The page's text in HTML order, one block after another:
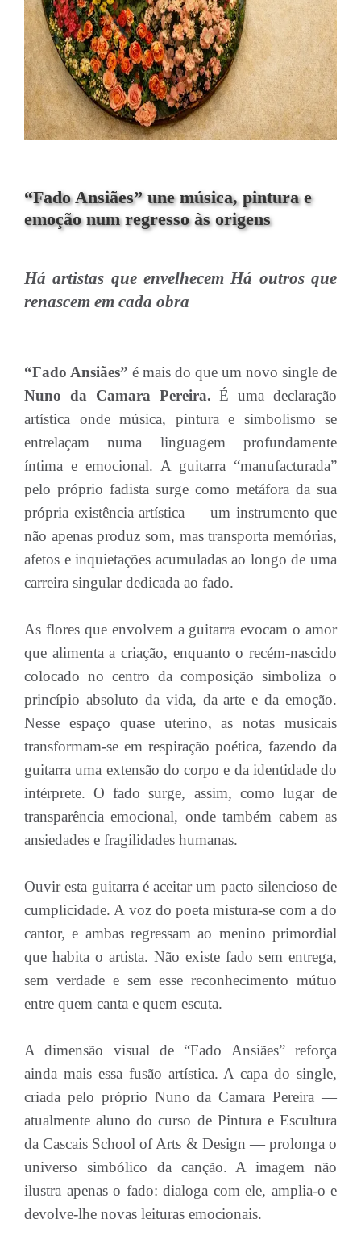
“Fado Ansiães” une música, pintura e
emoção num regresso às origens
Há artistas que envelhecem Há outros que
renascem em cada obra
“Fado Ansiães” é mais do que um novo single de
Nuno da Camara Pereira. É uma declaração
artística onde música, pintura e simbolismo se
entrelaçam numa linguagem profundamente
íntima e emocional. A guitarra “manufacturada”
pelo próprio fadista surge como metáfora da sua
própria existência artística — um instrumento que
não apenas produz som, mas transporta memórias,
afetos e inquietações acumuladas ao longo de uma
carreira singular dedicada ao fado.
As flores que envolvem a guitarra evocam o amor
que alimenta a criação, enquanto o recém-nascido
colocado no centro da composição simboliza o
princípio absoluto da vida, da arte e da emoção.
Nesse espaço quase uterino, as notas musicais
transformam-se em respiração poética, fazendo da
guitarra uma extensão do corpo e da identidade do
intérprete. O fado surge, assim, como lugar de
transparência emocional, onde também cabem as
ansiedades e fragilidades humanas.
Ouvir esta guitarra é aceitar um pacto silencioso de
cumplicidade. A voz do poeta mistura-se com a do
cantor, e ambas regressam ao menino primordial
que habita o artista. Não existe fado sem entrega,
sem verdade e sem esse reconhecimento mútuo
entre quem canta e quem escuta.
A dimensão visual de “Fado Ansiães” reforça
ainda mais essa fusão artística. A capa do single,
criada pelo próprio Nuno da Camara Pereira —
atualmente aluno do curso de Pintura e Escultura
da Cascais School of Arts & Design — prolonga o
universo simbólico da canção. A imagem não
ilustra apenas o fado: dialoga com ele, amplia-o e
devolve-lhe novas leituras emocionais.